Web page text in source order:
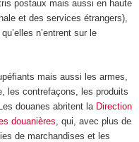
postaux mais aussi en haute
et des services étrangers),
n’entrent sur le
mais aussi les armes,
les contrefaçons, les produits
douanes abritent la Direction
douanières , qui, avec plus de
de marchandises et les